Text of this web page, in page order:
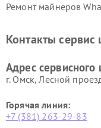
Ремонт майнеров
Контакты сервис
Адрес
г. Омск, ​Лесной
Горячая линия:
+7 (381) 263-29-83